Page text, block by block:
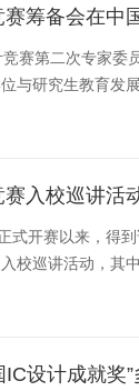
筹备会在中
赛第二次专家
与研究生教育发展
入校巡讲活
式开赛以来，得
校巡讲活动，其
设计成就奖”